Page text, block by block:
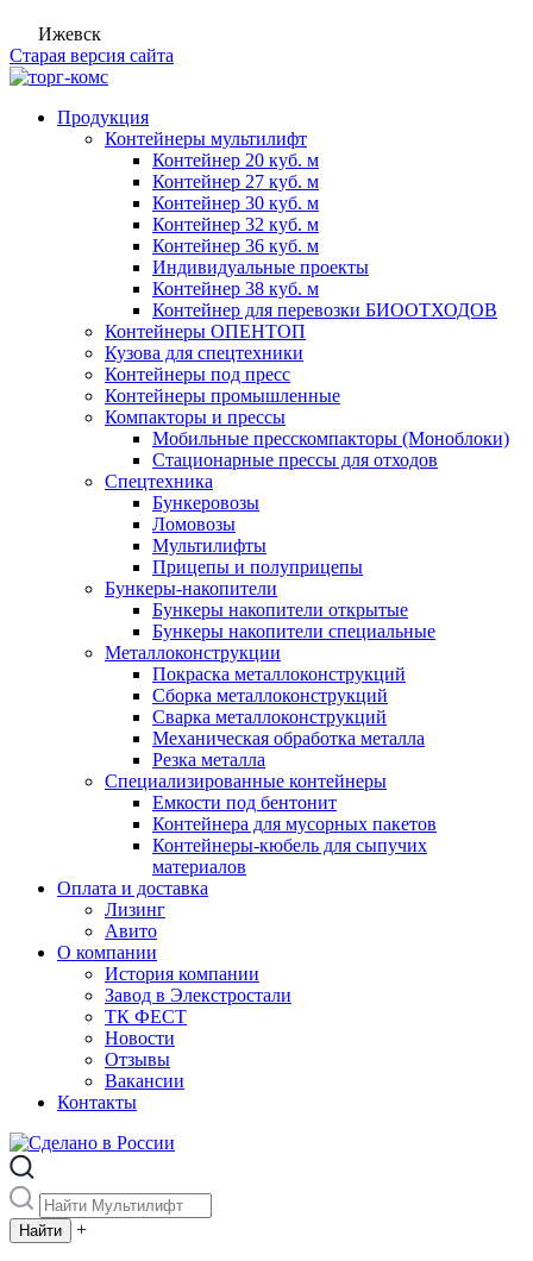
Ижевск
Старая версия сайта
Продукция
Контейнеры мультилифт
Контейнер 20 куб. м
Контейнер 27 куб. м
Контейнер 30 куб. м
Контейнер 32 куб. м
Контейнер 36 куб. м
Индивидуальные проекты
Контейнер 38 куб. м
Контейнер для перевозки БИООТХОДОВ
Контейнеры ОПЕНТОП
Кузова для спецтехники
Контейнеры под пресс
Контейнеры промышленные
Компакторы и прессы
Мобильные пресскомпакторы (Моноблоки)
Стационарные прессы для отходов
Спецтехника
Бункеровозы
Ломовозы
Мультилифты
Прицепы и полуприцепы
Бункеры-накопители
Бункеры накопители открытые
Бункеры накопители специальные
Металлоконструкции
Покраска металлоконструкций
Сборка металлоконструкций
Сварка металлоконструкций
Механическая обработка металла
Резка металла
Специализированные контейнеры
Емкости под бентонит
Контейнера для мусорных пакетов
Контейнеры-кюбель для сыпучих
материалов
Оплата и доставка
Лизинг
Авито
О компании
История компании
Завод в Элекстростали
ТК ФЕСТ
Новости
Отзывы
Вакансии
Контакты
+